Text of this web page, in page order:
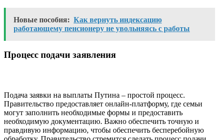
Новые пособия: Как вернуть индексацию
работающему пенсионеру не увольняясь с работы
Процесс подачи заявления
Подача заявки на выплаты Путина – простой процесс.
Правительство предоставляет онлайн-платформу, где семьи
могут заполнить необходимые формы и предоставить
необходимую документацию. Важно обеспечить точную и
правдивую информацию, чтобы обеспечить бесперебойную